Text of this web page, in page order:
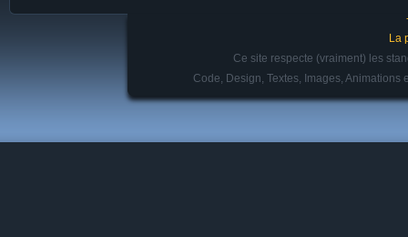
La
Ce site respecte (vraiment) les
Code, Design, Textes, Images,